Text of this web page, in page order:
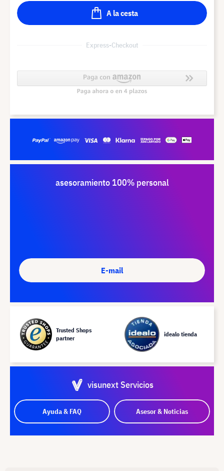
A la cesta
Express-Checkout
asesoramiento 100% personal
E-mail
Trusted Shops
partner
idealo tienda
visunext Servicios
Ayuda & FAQ Asesor & Noticias